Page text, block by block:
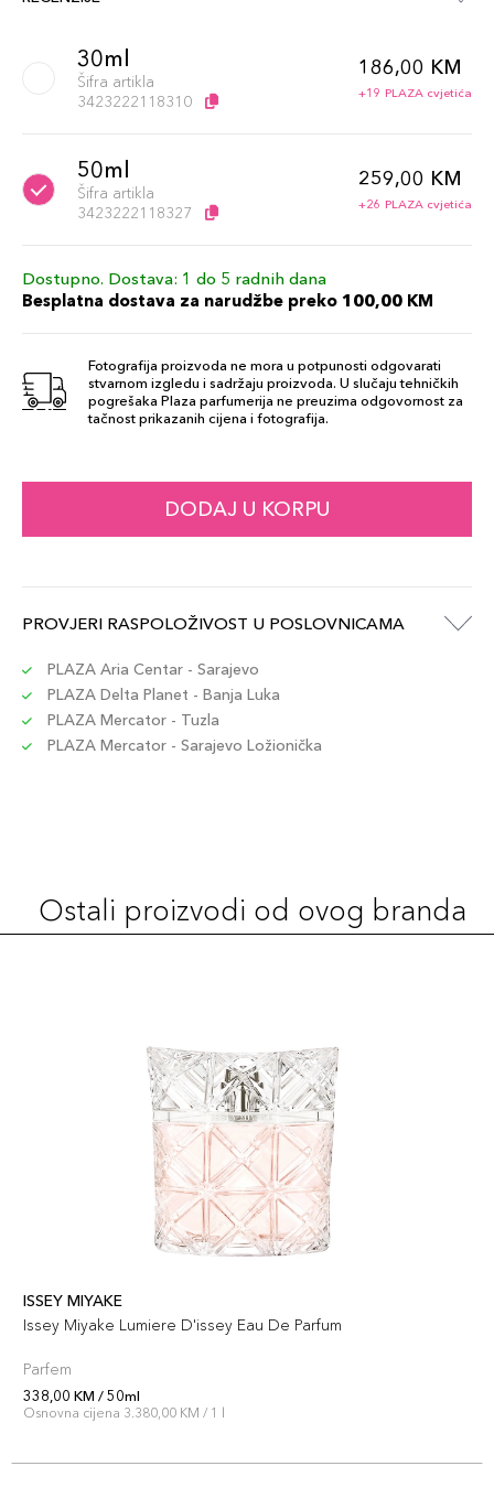
30ml
Šifra artikla
3423222118310
186,00 KM
+19 PLAZA cvjetića
50ml
Šifra artikla
3423222118327
259,00 KM
+26 PLAZA cvjetića
Dostupno. Dostava: 1 do 5 radnih dana
Besplatna dostava za narudžbe preko 100,00 KM
Fotografija proizvoda ne mora u potpunosti odgovarati
stvarnom izgledu i sadržaju proizvoda. U slučaju tehničkih
pogrešaka Plaza parfumerija ne preuzima odgovornost za
tačnost prikazanih cijena i fotografija.
DODAJ U KORPU
PROVJERI RASPOLOŽIVOST U POSLOVNICAMA
PLAZA Aria Centar - Sarajevo
PLAZA Delta Planet - Banja Luka
PLAZA Mercator - Tuzla
PLAZA Mercator - Sarajevo Ložionička
Ostali proizvodi od ovog branda
ISSEY MIYAKE
Issey Miyake Lumiere D'issey Eau De Parfum
Parfem
338,00 KM / 50ml
Osnovna cijena 3.380,00 KM / 1 l